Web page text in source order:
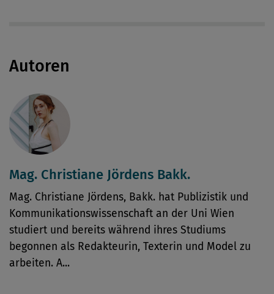
Autoren
Mag. Christiane Jördens Bakk.
Mag. Christiane Jördens, Bakk. hat Publizistik und
Kommunikationswissenschaft an der Uni Wien
studiert und bereits während ihres Studiums
begonnen als Redakteurin, Texterin und Model zu
arbeiten. A...